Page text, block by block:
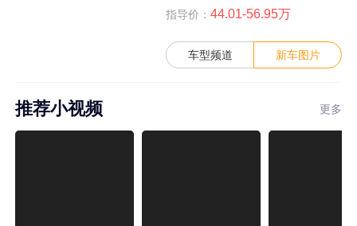
指导价： 44.01-56.95万
车型频道 新车图片
推荐小视频 更多